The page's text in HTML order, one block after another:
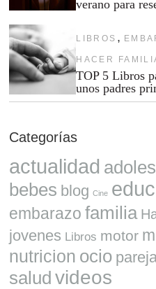
verano para
LIBROS ,
HACER
TOP 5 Libros
unos padres
Categorías
actualidad
bebes blog Cine
embarazo familia
jovenes Libros motor
nutricion ocio
salud videos